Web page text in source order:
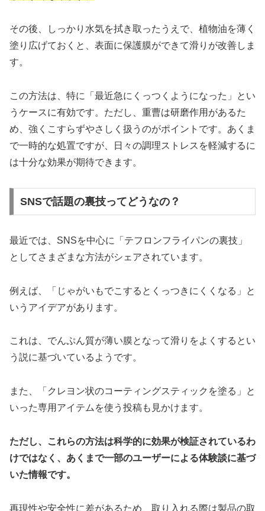
その後、しっかり水気を拭き取ったうえで、植物油を薄く
塗り広げておくと、表面に保護膜ができて滑りが改善しま
す。
この方法は、特に「最近急にくっつくようになった」とい
うケースに有効です。ただし、重曹は研磨作用があるた
め、強くこすらずやさしく扱うのがポイントです。あくま
で一時的な処置ですが、日々の調理ストレスを軽減するに
は十分な効果が期待できます。
SNSで話題の裏技ってどうなの？
最近では、SNSを中心に「テフロンフライパンの裏技」
としてさまざまな方法がシェアされています。
例えば、「じゃがいもでこするとくっつきにくくなる」と
いうアイデアがあります。
これは、でんぷん質が薄い膜となって滑りをよくするとい
う説に基づいているようです。
また、「クレヨン状のコーティングスティックを塗る」と
いった専用アイテムを使う投稿も見かけます。
ただし、これらの方法は科学的に効果が検証されているわ
けではなく、あくまで一部のユーザーによる体験談に基づ
いた情報です。
再現性や安全性に差があるため、取り入れる際は製品の取